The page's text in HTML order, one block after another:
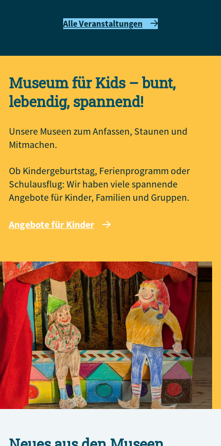
Alle Veranstaltungen
Museum für Kids – bunt,
lebendig, spannend!
Unsere Museen zum Anfassen, Staunen und
Mitmachen.
Ob Kindergeburtstag, Ferienprogramm oder
Schulausflug: Wir haben viele spannende
Angebote für Kinder, Familien und Gruppen.
Angebote für Kinder